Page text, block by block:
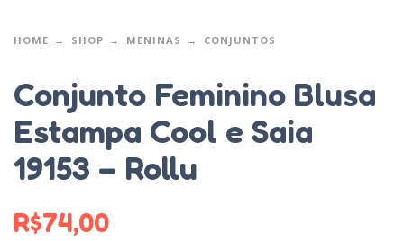
HOME SHOP MENINAS CONJUNTOS
Conjunto Feminino Blusa
Estampa Cool e Saia
19153 – Rollu
R$74,00